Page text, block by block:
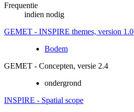
Frequentie
indien nodig
GEMET - INSPIRE themes, version 1.0
Bodem
GEMET - Concepten, versie 2.4
ondergrond
INSPIRE - Spatial scope